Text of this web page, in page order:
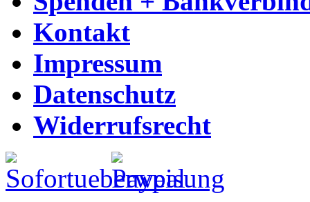
Kontakt
Impressum
Datenschutz
Widerrufsrecht